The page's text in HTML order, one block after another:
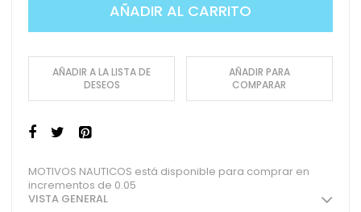
AÑADIR AL CARRITO
AÑADIR A LA LISTA DE
DESEOS
AÑADIR PARA
COMPARAR
MOTIVOS NAUTICOS está disponible para comprar en
incrementos de 0.05
VISTA GENERAL